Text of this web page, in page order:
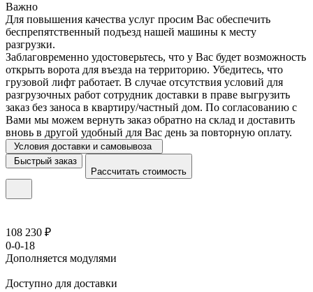
Важно
Для повышения качества услуг просим Вас обеспечить
беспрепятственный подъезд нашей машины к месту
разгрузки.
Заблаговременно удостоверьтесь, что у Вас будет возможность
открыть ворота для въезда на территорию. Убедитесь, что
грузовой лифт работает. В случае отсутствия условий для
разгрузочных работ сотрудник доставки в праве выгрузить
заказ без заноса в квартиру/частный дом. По согласованию с
Вами мы можем вернуть заказ обратно на склад и доставить
вновь в другой удобный для Вас день за повторную оплату.
Условия доставки и самовывоза
Быстрый заказ
Рассчитать стоимость
108 230 ₽
0-0-18
Дополняется модулями
Доступно для доставки